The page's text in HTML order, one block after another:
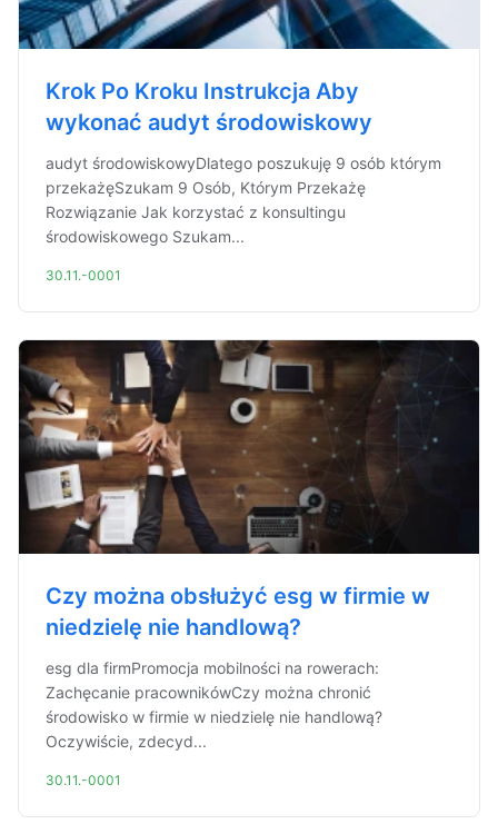
Krok Po Kroku Instrukcja Aby
wykonać audyt środowiskowy
audyt środowiskowyDlatego poszukuję 9 osób którym
przekażęSzukam 9 Osób, Którym Przekażę
Rozwiązanie Jak korzystać z konsultingu
środowiskowego Szukam...
30.11.-0001
Czy można obsłużyć esg w firmie w
niedzielę nie handlową?
esg dla firmPromocja mobilności na rowerach:
Zachęcanie pracownikówCzy można chronić
środowisko w firmie w niedzielę nie handlową?
Oczywiście, zdecyd...
30.11.-0001